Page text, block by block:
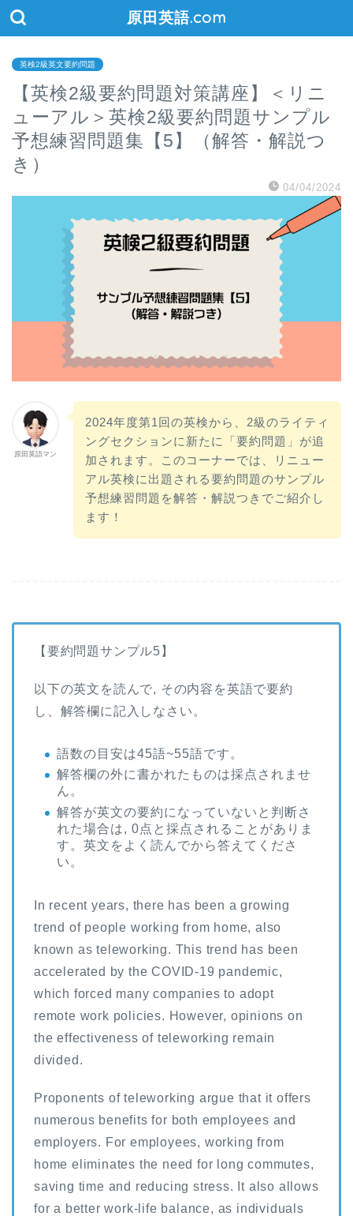
原田英語.com
英検2級英文要約問題
【英検2級要約問題対策講座】＜リニ
ューアル＞英検2級要約問題サンプル
予想練習問題集【5】（解答・解説つ
き）
04/04/2024
原田英語マン
2024年度第1回の英検から、2級のライティ
ングセクションに新たに「要約問題」が追
加されます。このコーナーでは、リニュー
アル英検に出題される要約問題のサンプル
予想練習問題を解答・解説つきでご紹介し
ます！
【要約問題サンプル5】
以下の英文を読んで, その内容を英語で要約
し、解答欄に記入しなさい。
語数の目安は45語~55語です。
解答欄の外に書かれたものは採点されませ
ん。
解答が英文の要約になっていないと判断さ
れた場合は, 0点と採点されることがありま
す。英文をよく読んでから答えてくださ
い。
In recent years, there has been a growing
trend of people working from home, also
known as teleworking. This trend has been
accelerated by the COVID-19 pandemic,
which forced many companies to adopt
remote work policies. However, opinions on
the effectiveness of teleworking remain
divided.
Proponents of teleworking argue that it offers
numerous benefits for both employees and
employers. For employees, working from
home eliminates the need for long commutes,
saving time and reducing stress. It also allows
for a better work-life balance, as individuals